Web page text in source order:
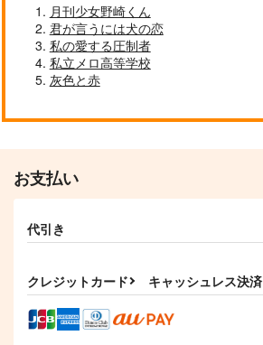
月刊少女野崎くん
君が言うには犬の恋
私の愛する圧制者
私立メロ高等学校
灰色と赤
お支払い
代引き
クレジットカード キャッシュレス決済